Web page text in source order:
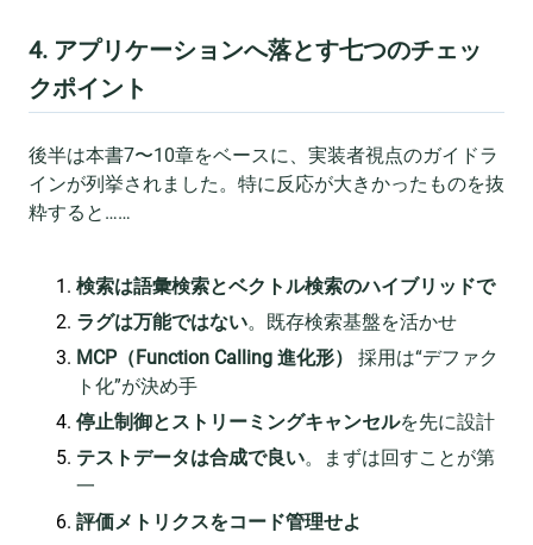
4. アプリケーションへ落とす七つのチェッ
クポイント
後半は本書7〜10章をベースに、実装者視点のガイドラ
インが列挙されました。特に反応が大きかったものを抜
粋すると……
検索は語彙検索とベクトル検索のハイブリッドで
ラグは万能ではない。既存検索基盤を活かせ
MCP（Function Calling 進化形）
採用は“デファク
ト化”が決め手
停止制御とストリーミングキャンセルを先に設計
テストデータは合成で良い。まずは回すことが第
一
評価メトリクスをコード管理せよ